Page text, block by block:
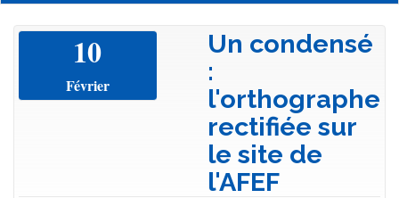
10
Février
Un condensé
:
l'orthographe
rectifiée sur
le site de
l'AFEF